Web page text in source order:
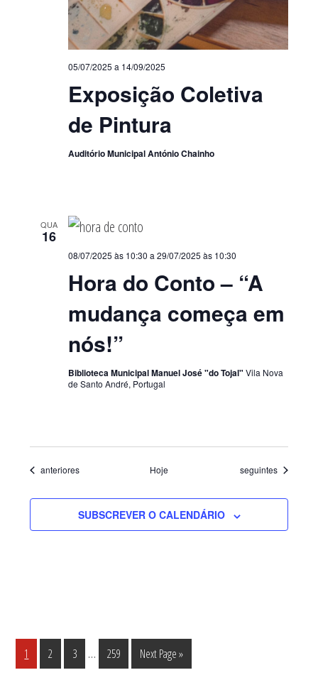
Exposição Coletiva
de Pintura
05/07/2025 a 14/09/2025
Auditório Municipal António Chainho
QUA
16
Hora do Conto – “A
mudança começa em
nós!”
08/07/2025 às 10:30 a 29/07/2025 às 10:30
Biblioteca Municipal Manuel José "do Tojal" Vila Nova
de Santo André, Portugal
Eventos
anteriores Hoje Eventos
seguintes
SUBSCREVER O CALENDÁRIO
Página
1 Página
2 Página
3
Interim
… Página
259
Go
to
Next Page »